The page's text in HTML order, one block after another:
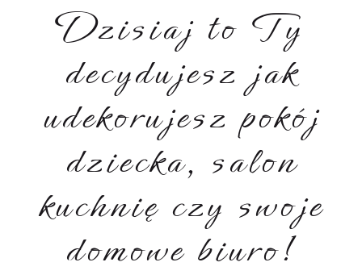
Dzisiaj to Ty
decydujesz jak
udekorujesz pokój
dziecka, salon
kuchnię czy swoje
domowe biuro!